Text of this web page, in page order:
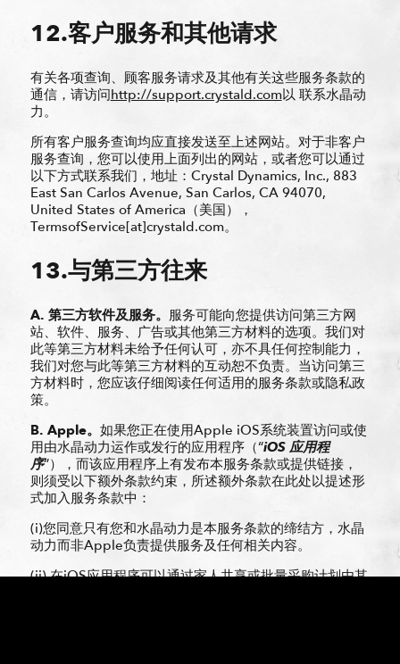
12.客户服务和其他请求
有关各项查询、顾客服务请求及其他有关这些服务条款的
通信，请访问http://support.crystald.com以 联系水晶动
力。
所有客户服务查询均应直接发送至上述网站。对于非客户
服务查询，您可以使用上面列出的网站，或者您可以通过
以下方式联系我们，地址：Crystal Dynamics, Inc., 883
East San Carlos Avenue, San Carlos, CA 94070,
United States of America（美国），
TermsofService[at]crystald.com。
13.与第三方往来
A. 第三方软件及服务。 服务可能向您提供访问第三方网
站、软件、服务、广告或其他第三方材料的选项。我们对
此等第三方材料未给予任何认可，亦不具任何控制能力，
我们对您与此等第三方材料的互动恕不负责。当访问第三
方材料时，您应该仔细阅读任何适用的服务条款或隐私政
策。
B. Apple。 如果您正在使用Apple iOS系统装置访问或使
用由水晶动力运作或发行的应用程序（“iOS 应用程
序”），而该应用程序上有发布本服务条款或提供链接，
则须受以下额外条款约束，所述额外条款在此处以提述形
式加入服务条款中：
(i)您同意只有您和水晶动力是本服务条款的缔结方，水晶
动力而非Apple负责提供服务及任何相关内容。
(ii) 在iOS应用程序可以通过家人共享或批量采购计划由其